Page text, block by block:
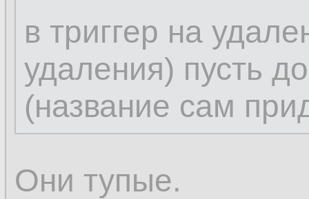
в триггер на
удаления) пусть
(название сам
Они тупые.